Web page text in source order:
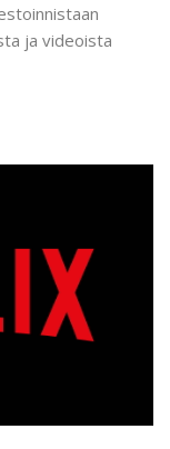
ja videoista